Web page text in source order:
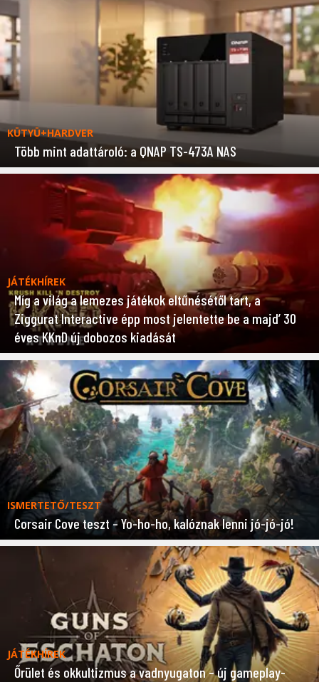
KÜTYÜ+HARDVER
Több mint adattároló: a QNAP TS-473A NAS
JÁTÉKHÍREK
Míg a világ a lemezes játékok eltűnésétől tart, a
Ziggurat Interactive épp most jelentette be a majd’ 30
éves KKnD új dobozos kiadását
ISMERTETŐ/TESZT
Corsair Cove teszt – Yo-ho-ho, kalóznak lenni jó-jó-jó!
JÁTÉKHÍREK
Őrület és okkultizmus a vadnyugaton – új gameplay-